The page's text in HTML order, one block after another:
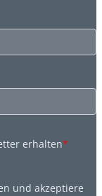
erhalten*
und akzeptiere